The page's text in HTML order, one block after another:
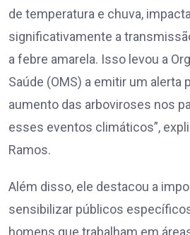
de temperatura e chuva,
significativamente a
a febre amarela. Isso levou a
Saúde (OMS) a emitir um alerta
aumento das arboviroses nos
esses eventos climáticos”,
Ramos.
Além disso, ele destacou a
sensibilizar públicos
homens que trabalham em